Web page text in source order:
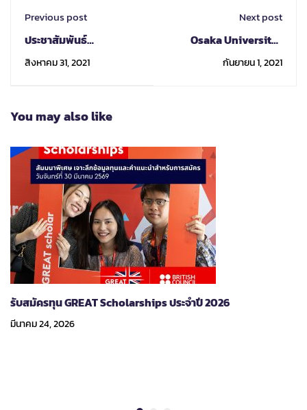
Previous post
ประชาสัมพันธ์
Innovation and
Entrepreneurship
สิงหาคม 31, 2021
Next post
Osaka University-
Wide incoming
exchange programs
กันยายน 1, 2021
You may also like
รับสมัครทุน GREAT Scholarships ประจำปี 2026
มีนาคม 24, 2026